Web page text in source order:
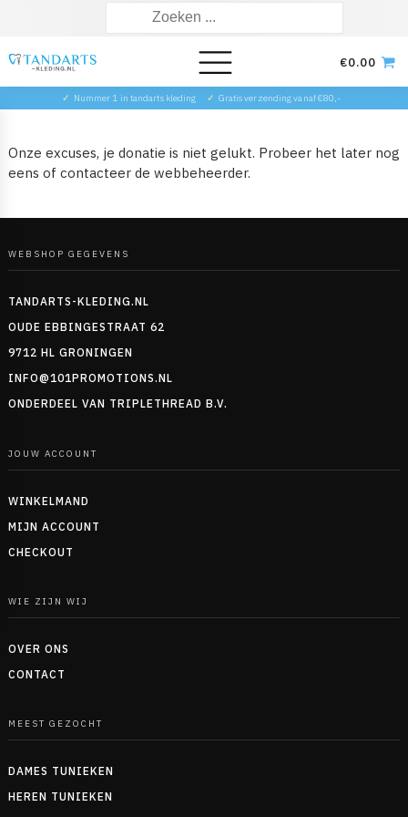
Zoeken
€0.00
✓ Nummer 1 in tandarts kleding ✓ Gratis verzending vanaf €80,-
Onze excuses, je donatie is niet gelukt. Probeer het later nog
eens of contacteer de webbeheerder.
WEBSHOP GEGEVENS
TANDARTS-KLEDING.NL
OUDE EBBINGESTRAAT 62
9712 HL GRONINGEN
INFO@101PROMOTIONS.NL
ONDERDEEL VAN TRIPLETHREAD B.V.
JOUW ACCOUNT
WINKELMAND
MIJN ACCOUNT
CHECKOUT
WIE ZIJN WIJ
OVER ONS
CONTACT
MEEST GEZOCHT
DAMES TUNIEKEN
HEREN TUNIEKEN